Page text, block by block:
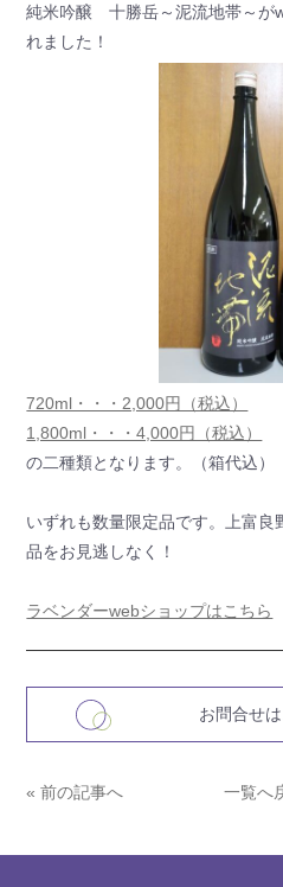
純米吟醸 十勝岳～泥流地帯～が
れました！
720ml・・・2,000円（税込）
1,800ml・・・4,000円（税込）
の二種類となります。（箱代込）
いずれも数量限定品です。上富良
品をお見逃しなく！
ラベンダーwebショップはこちら
お問合せ
« 前の記事へ 一覧へ